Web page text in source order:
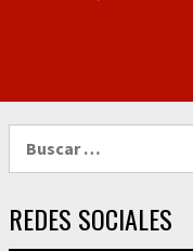
REDES SOCIALES